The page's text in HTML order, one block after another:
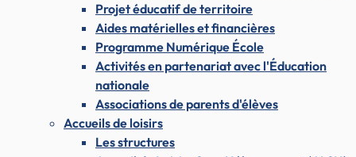
Projet éducatif de territoire
Aides matérielles et financières
Programme Numérique École
Activités en partenariat avec l'Éducation
nationale
Associations de parents d'élèves
Accueils de loisirs
Les structures